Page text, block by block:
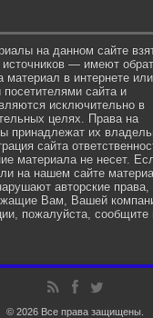
на данном сайте
источников — имеют
материал в интернете или
посетителями сайта и
исключительно в
целях. Права на
принадлежат их
сайта
материала не несет.
на нашем сайте
авторские права,
Вам, Вашей
пожалуйста, сообщите
© 2026 Все права защищены.